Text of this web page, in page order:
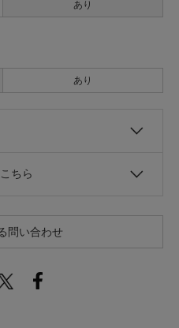
あり
あり
ちら
問い合わせ